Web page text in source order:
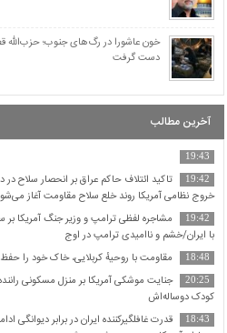
خون عاشورا در رگ‌های جنوب؛ حزب‌الله
دست گرفت
آخرین مطالب
19:43
19:42
تاکید ائتلاف حاکم عراق بر انحصار سلاح
خروج نظامی آمریکا روند خلع سلاح مقاومت آغاز
19:42
مشاجره لفظی ترامپ و وزیر جنگ آمریکا بر
با ایران/خشم و ناامیدی ترامپ در اوج
18:48 مقاومت با روحیهٔ کربلایی، خاک خود را
20:25
جنایت موشکی آمریکا بر منزل مسکونی
کودک دوساله‌اش
18:43
قدرت غافلگیرکننده ایران در برابر دیوانگی